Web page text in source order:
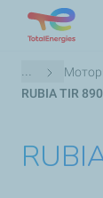
Breadcrumb
...
RUBIA TIR